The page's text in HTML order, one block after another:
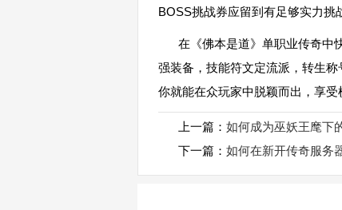
BOSS挑战券应留到有足够实力挑
在《佛本是道》单职业传奇中
强装备，技能符文定流派，转生称
你就能在众玩家中脱颖而出，享受
上一篇： 如何成为巫妖王麾下
下一篇： 如何在新开传奇服务